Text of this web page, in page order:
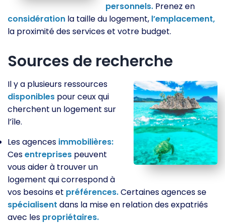
personnels. Prenez en
considération la taille du logement, l’emplacement,
la proximité des services et votre budget.
Sources de recherche
Il y a plusieurs ressources
disponibles pour ceux qui
cherchent un logement sur
l’île.
Les agences immobilières:
Cesentreprises peuvent
vous aider à trouver un
logement qui correspond à
vos besoins et préférences.Certaines agences se
spécialisent dans la mise en relation des expatriés
avec les propriétaires.